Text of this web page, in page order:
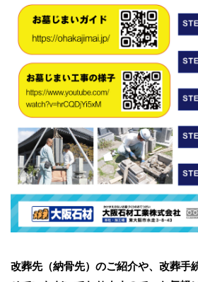
改葬先（納骨先）のご紹介や、改葬手